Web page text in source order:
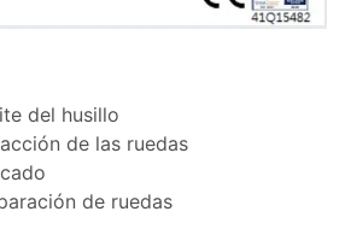
del husillo
de las ruedas
de ruedas